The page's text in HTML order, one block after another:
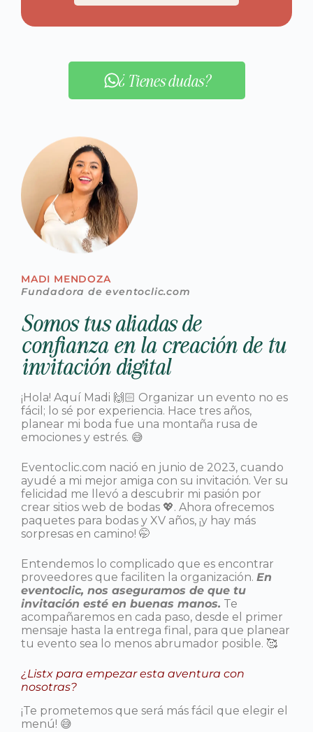
¿Tienes dudas?
MADI MENDOZA
Fundadora de eventoclic.com
Somos tus aliadas de
confianza en la creación de tu
invitación digital
¡Hola! Aquí Madi 🙌🏻 Organizar un evento no es
fácil; lo sé por experiencia. Hace tres años,
planear mi boda fue una montaña rusa de
emociones y estrés. 😅
Eventoclic.com nació en junio de 2023, cuando
ayudé a mi mejor amiga con su invitación. Ver su
felicidad me llevó a descubrir mi pasión por
crear sitios web de bodas 💖. Ahora ofrecemos
paquetes para bodas y XV años, ¡y hay más
sorpresas en camino! 🤭
Entendemos lo complicado que es encontrar
proveedores que faciliten la organización. En
eventoclic, nos aseguramos de que tu
invitación esté en buenas manos. Te
acompañaremos en cada paso, desde el primer
mensaje hasta la entrega final, para que planear
tu evento sea lo menos abrumador posible. 🥰
¿Listx para empezar esta aventura con
nosotras?
¡Te prometemos que será más fácil que elegir el
menú! 😅